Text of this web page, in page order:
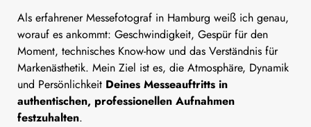
Als erfahrener Messefotograf in Hamburg weiß ich genau,
worauf es ankommt: Geschwindigkeit, Gespür für den
Moment, technisches Know-how und das Verständnis für
Markenästhetik. Mein Ziel ist es, die Atmosphäre, Dynamik
und Persönlichkeit Deines Messeauftritts in
authentischen, professionellen Aufnahmen
festzuhalten.